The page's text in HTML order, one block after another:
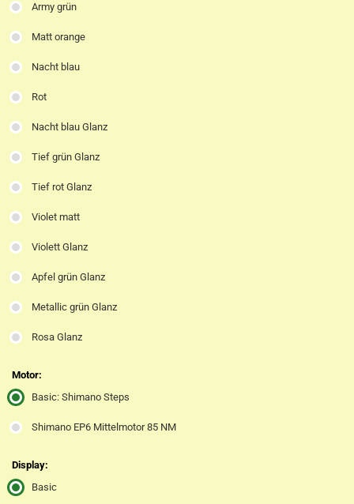
Army grün
Matt orange
Nacht blau
Rot
Nacht blau Glanz
Tief grün Glanz
Tief rot Glanz
Violet matt
Violett Glanz
Apfel grün Glanz
Metallic grün Glanz
Rosa Glanz
Motor:
Basic: Shimano Steps
Shimano EP6 Mittelmotor 85 NM
Display:
Basic